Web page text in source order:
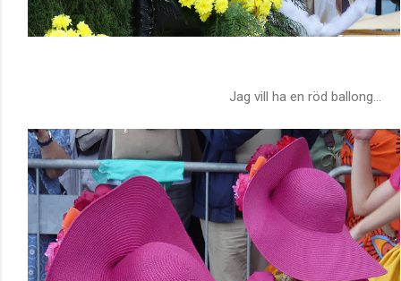
Jag vill ha en röd ballong...